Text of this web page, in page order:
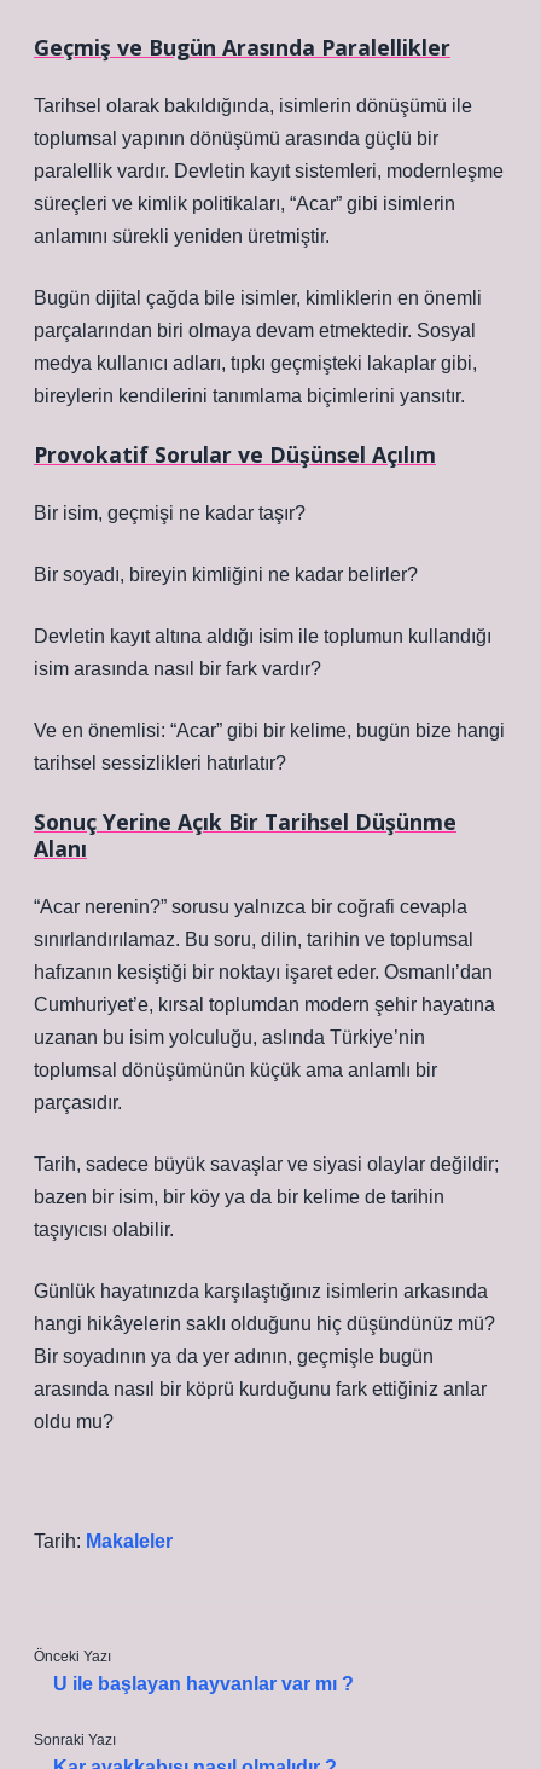
Geçmiş ve Bugün Arasında Paralellikler
Tarihsel olarak bakıldığında, isimlerin dönüşümü ile
toplumsal yapının dönüşümü arasında güçlü bir
paralellik vardır. Devletin kayıt sistemleri, modernleşme
süreçleri ve kimlik politikaları, “Acar” gibi isimlerin
anlamını sürekli yeniden üretmiştir.
Bugün dijital çağda bile isimler, kimliklerin en önemli
parçalarından biri olmaya devam etmektedir. Sosyal
medya kullanıcı adları, tıpkı geçmişteki lakaplar gibi,
bireylerin kendilerini tanımlama biçimlerini yansıtır.
Provokatif Sorular ve Düşünsel Açılım
Bir isim, geçmişi ne kadar taşır?
Bir soyadı, bireyin kimliğini ne kadar belirler?
Devletin kayıt altına aldığı isim ile toplumun kullandığı
isim arasında nasıl bir fark vardır?
Ve en önemlisi: “Acar” gibi bir kelime, bugün bize hangi
tarihsel sessizlikleri hatırlatır?
Sonuç Yerine Açık Bir Tarihsel Düşünme
Alanı
“Acar nerenin?” sorusu yalnızca bir coğrafi cevapla
sınırlandırılamaz. Bu soru, dilin, tarihin ve toplumsal
hafızanın kesiştiği bir noktayı işaret eder. Osmanlı’dan
Cumhuriyet’e, kırsal toplumdan modern şehir hayatına
uzanan bu isim yolculuğu, aslında Türkiye’nin
toplumsal dönüşümünün küçük ama anlamlı bir
parçasıdır.
Tarih, sadece büyük savaşlar ve siyasi olaylar değildir;
bazen bir isim, bir köy ya da bir kelime de tarihin
taşıyıcısı olabilir.
Günlük hayatınızda karşılaştığınız isimlerin arkasında
hangi hikâyelerin saklı olduğunu hiç düşündünüz mü?
Bir soyadının ya da yer adının, geçmişle bugün
arasında nasıl bir köprü kurduğunu fark ettiğiniz anlar
oldu mu?
Tarih: Makaleler
Önceki Yazı
U ile başlayan hayvanlar var mı ?
Sonraki Yazı